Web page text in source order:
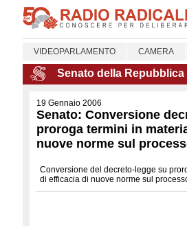
VIDEOPARLAMENTO CAMERA
Senato della Repubblica
19 Gennaio 2006
Senato: Conversione
proroga termini in
nuove norme sul
Conversione del decreto-legge su
di efficacia di nuove norme sul